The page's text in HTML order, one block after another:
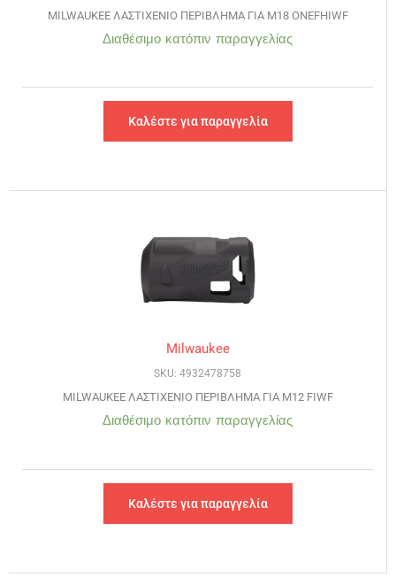
MILWAUKEE ΛΑΣΤΙΧΕΝΙΟ ΠΕΡΙΒΛΗΜΑ ΓΙΑ M18 ONEFHIWF
Διαθέσιμο κατόπιν παραγγελίας
Καλέστε για παραγγελία
Milwaukee
SKU: 4932478758
MILWAUKEE ΛΑΣΤΙΧΕΝΙΟ ΠΕΡΙΒΛΗΜΑ ΓΙΑ M12 FIWF
Διαθέσιμο κατόπιν παραγγελίας
Καλέστε για παραγγελία